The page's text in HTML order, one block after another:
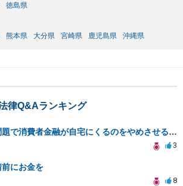
徳島県
熊本県 大分県 宮崎県 鹿児島県 沖縄県
律Q&Aランキング
息子の借金問題で消費者金融が自宅にくるのをやめさせる方法はないですか？
3
にお金を
8